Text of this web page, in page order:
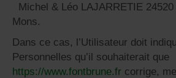
Michel & Léo LAJARRETIE
Mons.
Dans ce cas, l’Utilisateur doit
Personnelles qu’il souhaiterait que
https://www.fontbrune.fr corrige,